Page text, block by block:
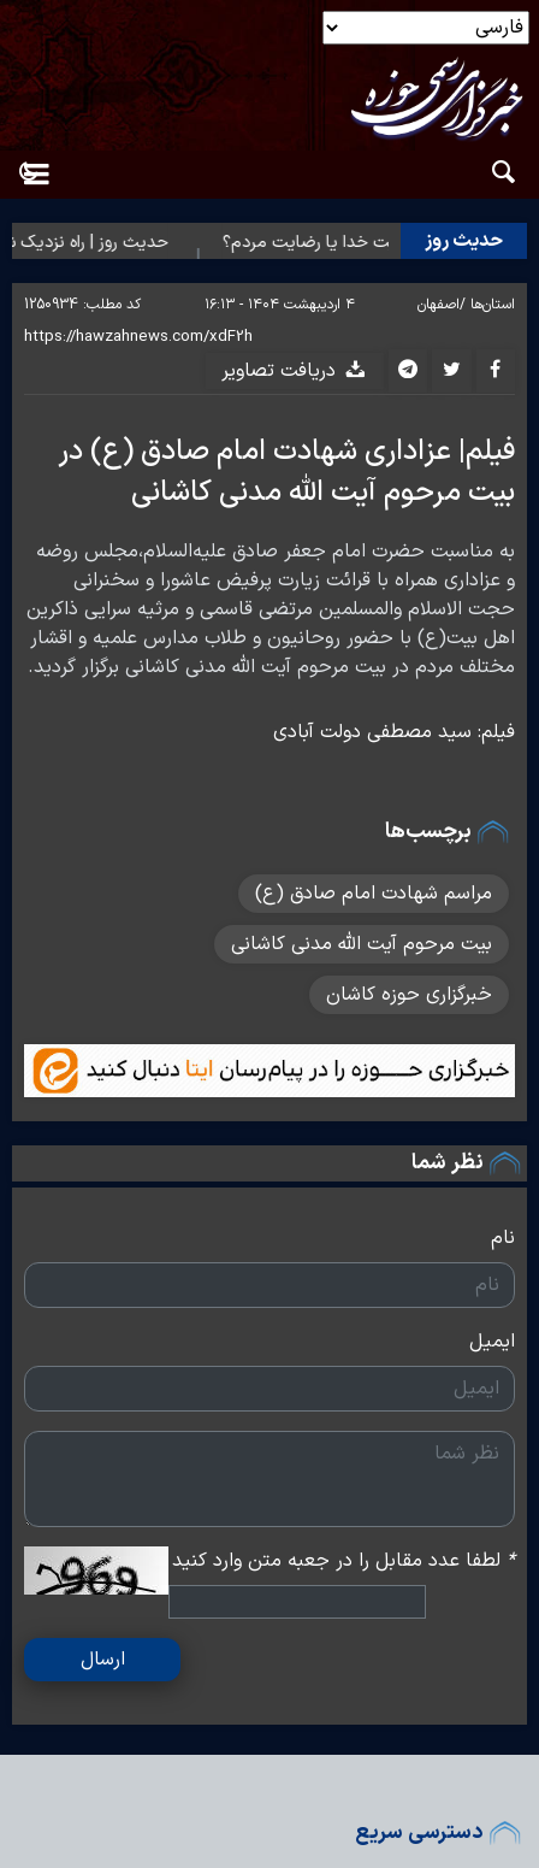
حدیث روز
حدیث روز | رضایت خدا یا رضایت مردم؟ حدیث روز | راه
استان‌ها /اصفهان ۴ اردیبهشت ۱۴۰۴ - ۱۶:۱۳ کد مطلب: 1250934
دریافت تصاویر
فیلم| عزاداری شهادت امام صادق (ع) در
بیت مرحوم آیت الله مدنی کاشانی
به مناسبت حضرت امام جعفر صادق علیه‌السلام،مجلس روضه
و عزاداری همراه با قرائت زیارت پرفیض عاشورا و سخنرانی
حجت الاسلام والمسلمین مرتضی قاسمی و مرثیه سرایی ذاکرین
اهل بیت(ع) با حضور روحانیون و طلاب مدارس علمیه و اقشار
مختلف مردم در بیت مرحوم آیت الله مدنی کاشانی برگزار گردید.
فیلم: سید مصطفی دولت آبادی
برچسب‌ها
مراسم شهادت امام صادق (ع)
بیت مرحوم آیت الله مدنی کاشانی
خبرگزاری حوزه کاشان
نظر شما
نام
ایمیل
* لطفا عدد مقابل را در جعبه متن وارد کنید
ارسال
دسترسی سریع